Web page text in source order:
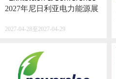
2027年尼日利亚电力能源展
2027-04-28至2027-04-29